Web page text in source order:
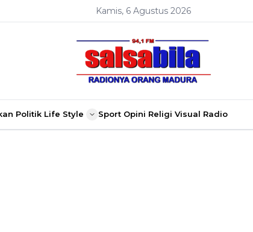
Kamis, 6 Agustus 2026
Politik Life Style Sport Opini Religi Visual Radio